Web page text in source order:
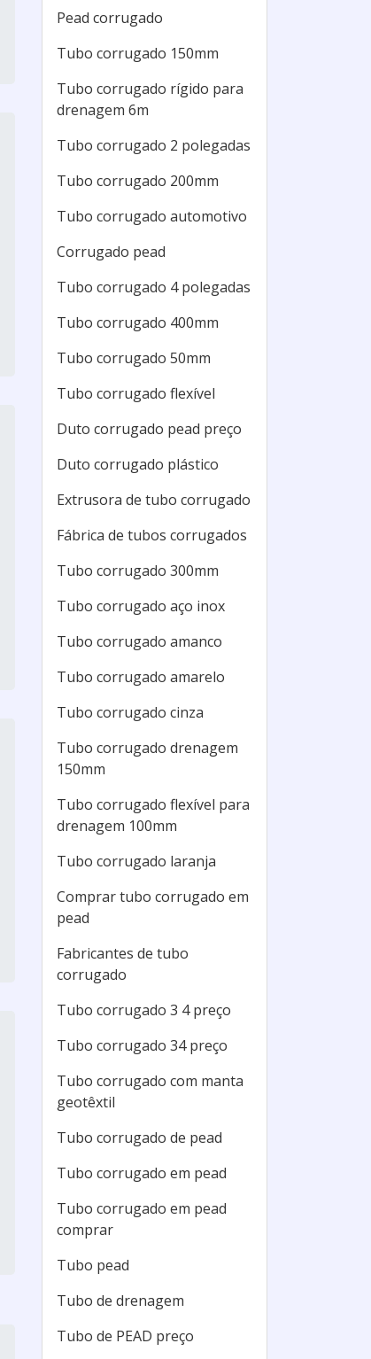
Pead corrugado
Tubo corrugado 150mm
Tubo corrugado rígido para
drenagem 6m
Tubo corrugado 2 polegadas
Tubo corrugado 200mm
Tubo corrugado automotivo
Corrugado pead
Tubo corrugado 4 polegadas
Tubo corrugado 400mm
Tubo corrugado 50mm
Tubo corrugado flexível
Duto corrugado pead preço
Duto corrugado plástico
Extrusora de tubo corrugado
Fábrica de tubos corrugados
Tubo corrugado 300mm
Tubo corrugado aço inox
Tubo corrugado amanco
Tubo corrugado amarelo
Tubo corrugado cinza
Tubo corrugado drenagem
150mm
Tubo corrugado flexível para
drenagem 100mm
Tubo corrugado laranja
Comprar tubo corrugado em
pead
Fabricantes de tubo
corrugado
Tubo corrugado 3 4 preço
Tubo corrugado 34 preço
Tubo corrugado com manta
geotêxtil
Tubo corrugado de pead
Tubo corrugado em pead
Tubo corrugado em pead
comprar
Tubo pead
Tubo de drenagem
Tubo de PEAD preço